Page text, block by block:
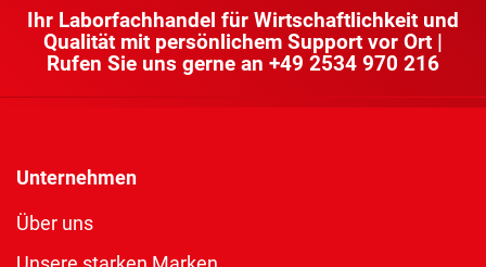
Ihr Laborfachhandel für Wirtschaftlichkeit und
Qualität mit persönlichem Support vor Ort |
Rufen Sie uns gerne an +49 2534 970 216
Unternehmen
Über uns